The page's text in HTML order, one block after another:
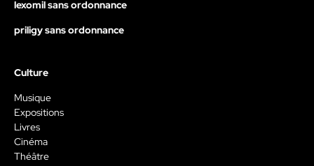
lexomil sans ordonnance
priligy sans ordonnance
Culture
Musique
Expositions
Livres
Cinéma
Théâtre